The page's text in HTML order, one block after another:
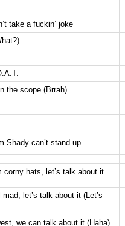
take a fuckin’ joke
the scope (Brrah)
Shady can’t stand up
corny hats, let’s talk about it
let’s talk about it (Let’s
we can talk about it (Haha)